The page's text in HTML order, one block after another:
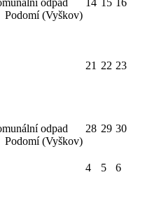
Podomí (Vyškov)
21 22 23
odpad
Podomí (Vyškov)
28 29 30
4 5
6